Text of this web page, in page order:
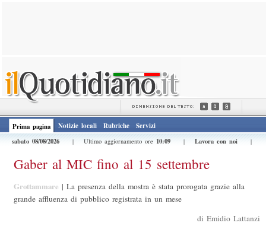
Prima pagina Notizie locali Rubriche
Servizi
sabato 08/08/2026
| Ultimo aggiornamento ore 10:09 | Lavora con noi |
Gaber al MIC fino al 15 settembre
Grottammare | La presenza della mostra è stata prorogata grazie alla
grande affluenza di pubblico registrata in un mese
di Emidio Lattanzi